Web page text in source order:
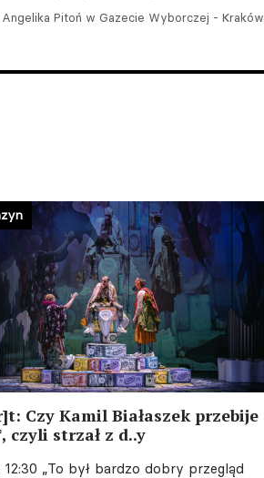
Pitoń w Gazecie Wyborczej - Kraków.
Czy Kamil Białaszek przebije
czyli strzał z d..y
„To był bardzo dobry przegląd